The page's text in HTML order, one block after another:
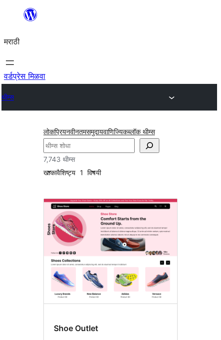
सामुग्रीवर
मराठी
वर्डप्रेस मिळवा
थीम्स
लोकप्रियनवीनतमसमुदायवाणिज्यिकब्लॉक थीम्स
शोधा
7,743 थीम्स
खाकावैशिष्ट्य 1 विषयी
थ्रेडेड
कॉमेंट्स
Shoe Outlet